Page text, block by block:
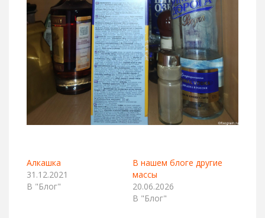
Алкашка
31.12.2021
В "Блог"
В нашем блоге другие
массы
20.06.2026
В "Блог"